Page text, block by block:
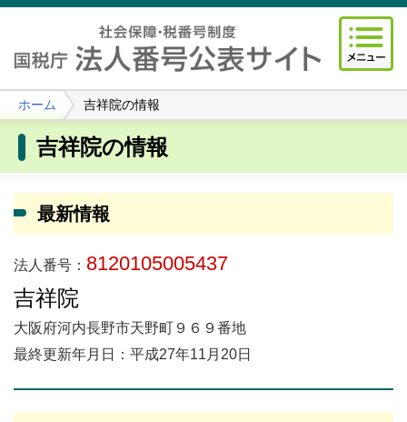
ホーム 吉祥院の情報
吉祥院の情報
最新情報
法人番号： 8120105005437
吉祥院
大阪府河内長野市天野町９６９番地
最終更新年月日：平成27年11月20日